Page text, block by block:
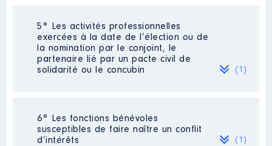
Néant
5° Les activités professionnelles
exercées à la date de l’élection ou de
la nomination par le conjoint, le
partenaire lié par un pacte civil de
solidarité ou le concubin
(1)
Activité professionnelle
Commentaire : Cessation d'activité
anticipée
6° Les fonctions bénévoles
susceptibles de faire naître un conflit
d’intérêts
(1)